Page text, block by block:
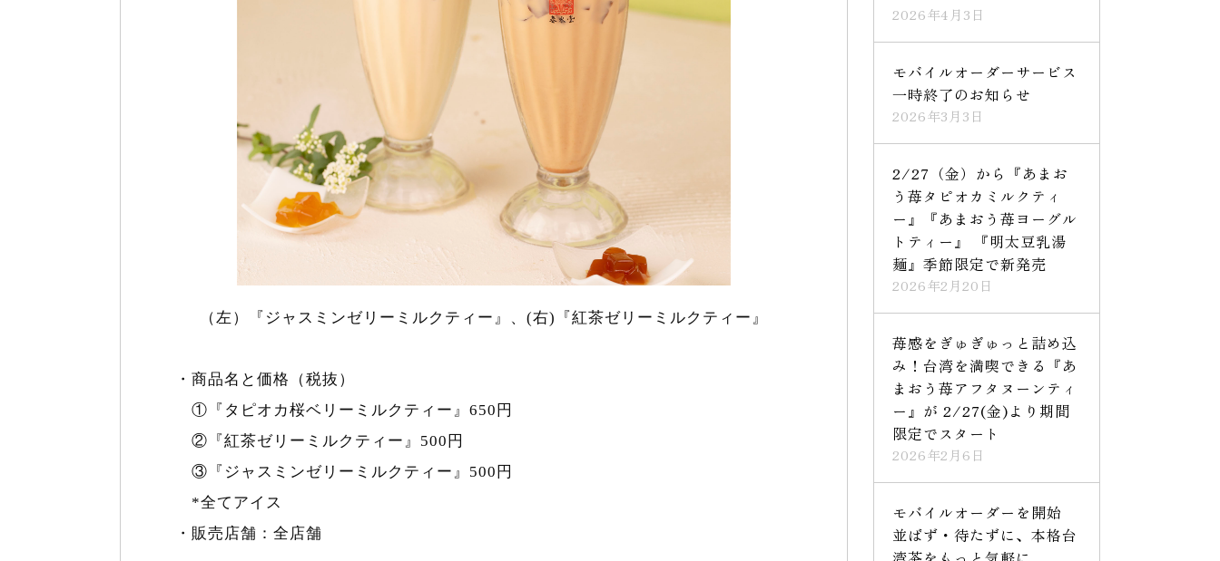
（左）『ジャスミンゼリーミルクティー』、(右)『紅茶ゼリーミルクティー』
・商品名と価格（税抜）
①『タピオカ桜ベリーミルクティー』650円
②『紅茶ゼリーミルクティー』500円
③『ジャスミンゼリーミルクティー』500円
*全てアイス
・販売店舗：全店舗
2026年4月3日
モバイルオーダーサービス
一時終了のお知らせ
2026年3月3日
2/27（金）から『あまお
う苺タピオカミルクティ
ー』『あまおう苺ヨーグル
トティー』 『明太豆乳湯
麺』季節限定で新発売
2026年2月20日
苺感をぎゅぎゅっと詰め込
み！台湾を満喫できる『あ
まおう苺アフタヌーンティ
ー』が 2/27(金)より期間
限定でスタート
2026年2月6日
モバイルオーダーを開始
並ばず・待たずに、本格台